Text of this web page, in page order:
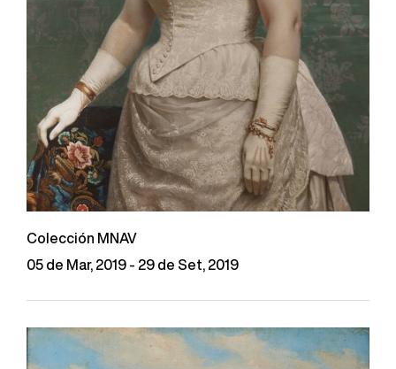
Colección MNAV
05 de Mar, 2019 - 29 de Set, 2019